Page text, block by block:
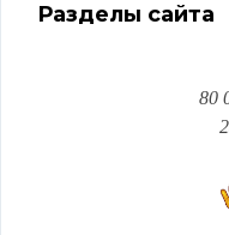
Разделы сайта
80